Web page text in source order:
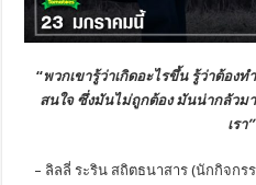
“พวกเขารู้ว่าเกิดอะไรขึ้น รู้ว่าต้อง
สนใจ ซึ่งมันไม่ถูกต้อง มันน่ากลัวม
เรา”
– ลิลลี่ ระริน สถิตธนาสาร (นักกิจก